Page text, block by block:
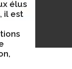
élus
il est